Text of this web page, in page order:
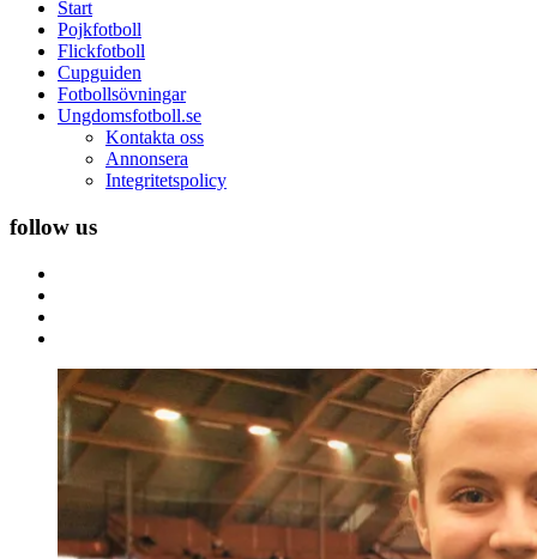
Start
Pojkfotboll
Flickfotboll
Cupguiden
Fotbollsövningar
Ungdomsfotboll.se
Kontakta oss
Annonsera
Integritetspolicy
follow us